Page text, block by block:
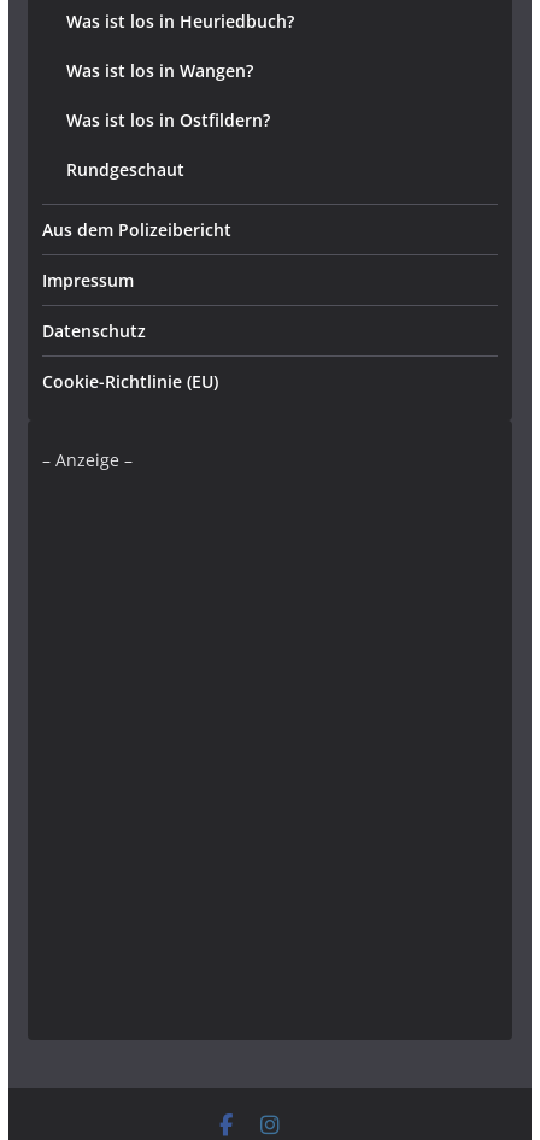
Was ist los in Heuriedbuch?
Was ist los in Wangen?
Was ist los in Ostfildern?
Rundgeschaut
Aus dem Polizeibericht
Impressum
Datenschutz
Cookie-Richtlinie (EU)
– Anzeige –